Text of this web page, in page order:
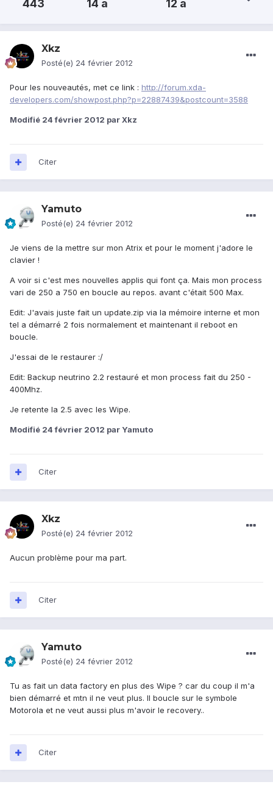
443 14 a 12 a
Xkz
Posté(e) 24 février 2012
Pour les nouveautés, met ce link : http://forum.xda-
developers.com/showpost.php?p=22887439&postcount=3588
Modifié 24 février 2012 par Xkz
Citer
Yamuto
Posté(e) 24 février 2012
Je viens de la mettre sur mon Atrix et pour le moment j'adore le
clavier !
A voir si c'est mes nouvelles applis qui font ça. Mais mon process
vari de 250 a 750 en boucle au repos. avant c'était 500 Max.
Edit: J'avais juste fait un update.zip via la mémoire interne et mon
tel a démarré 2 fois normalement et maintenant il reboot en
boucle.
J'essai de le restaurer :/
Edit: Backup neutrino 2.2 restauré et mon process fait du 250 -
400Mhz.
Je retente la 2.5 avec les Wipe.
Modifié 24 février 2012 par Yamuto
Citer
Xkz
Posté(e) 24 février 2012
Aucun problème pour ma part.
Citer
Yamuto
Posté(e) 24 février 2012
Tu as fait un data factory en plus des Wipe ? car du coup il m'a
bien démarré et mtn il ne veut plus. Il boucle sur le symbole
Motorola et ne veut aussi plus m'avoir le recovery..
Citer